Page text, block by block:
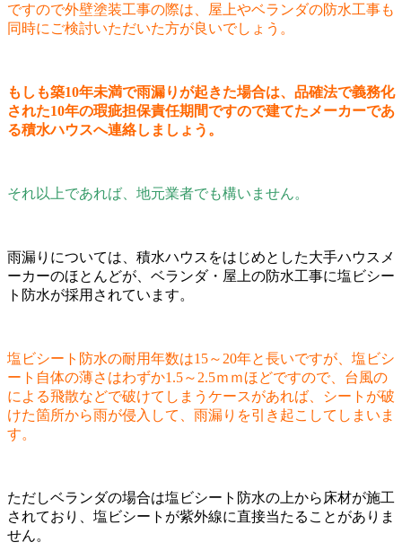
ですので外壁塗装工事の際は、屋上やベランダの防水工事も
同時にご検討いただいた方が良いでしょう。
もしも築10年未満で雨漏りが起きた場合は、品確法で義務化
された10年の瑕疵担保責任期間ですので建てたメーカーであ
る積水ハウスへ連絡しましょう。
それ以上であれば、地元業者でも構いません。
雨漏りについては、積水ハウスをはじめとした大手ハウスメ
ーカーのほとんどが、ベランダ・屋上の防水工事に塩ビシー
ト防水が採用されています。
塩ビシート防水の耐用年数は15～20年と長いですが、塩ビシ
ート自体の薄さはわずか1.5～2.5ｍｍほどですので、台風の
による飛散などで破けてしまうケースがあれば、シートが破
けた箇所から雨が侵入して、雨漏りを引き起こしてしまいま
す。
ただしベランダの場合は塩ビシート防水の上から床材が施工
されており、塩ビシートが紫外線に直接当たることがありま
せん。